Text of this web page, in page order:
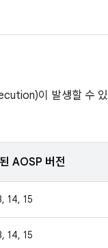
이 발생할 수 있
AOSP 버전
14, 15
14, 15